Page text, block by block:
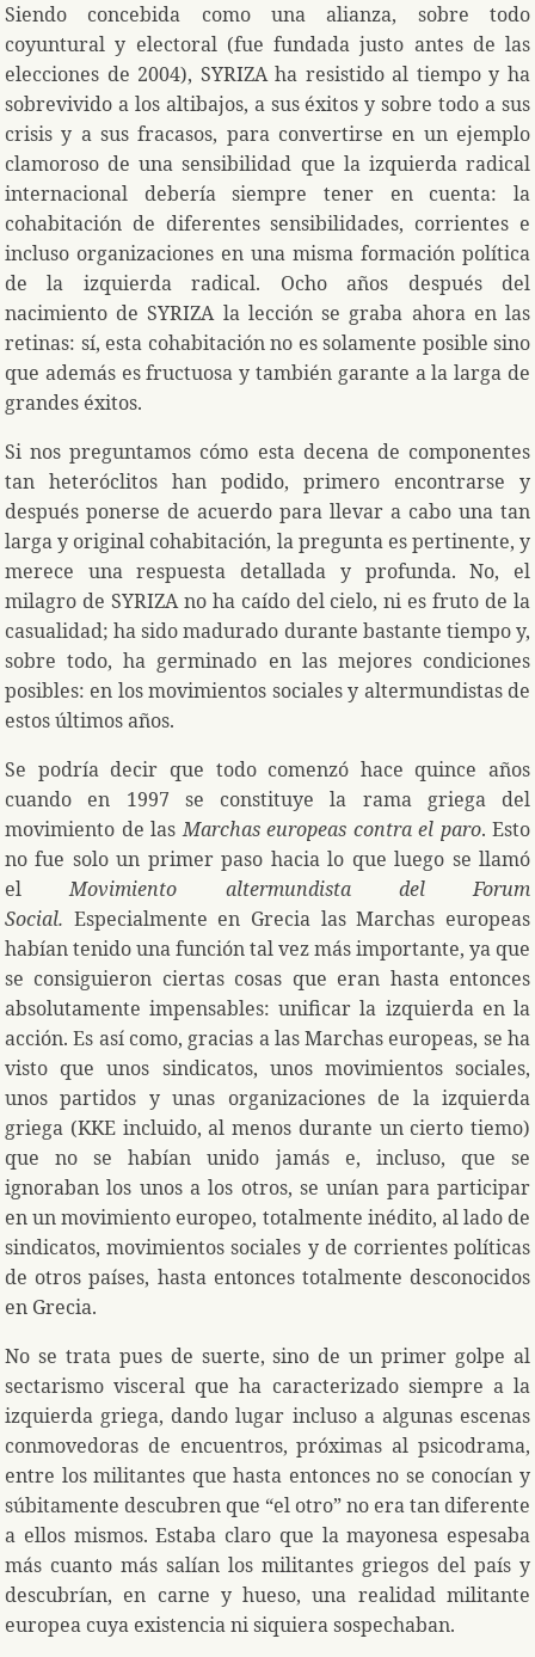
Siendo concebida como una alianza, sobre todo
coyuntural y electoral (fue fundada justo antes de las
elecciones de 2004), SYRIZA ha resistido al tiempo y ha
sobrevivido a los altibajos, a sus éxitos y sobre todo a sus
crisis y a sus fracasos, para convertirse en un ejemplo
clamoroso de una sensibilidad que la izquierda radical
internacional debería siempre tener en cuenta: la
cohabitación de diferentes sensibilidades, corrientes e
incluso organizaciones en una misma formación política
de la izquierda radical. Ocho años después del
nacimiento de SYRIZA la lección se graba ahora en las
retinas: sí, esta cohabitación no es solamente posible sino
que además es fructuosa y también garante a la larga de
grandes éxitos.
Si nos preguntamos cómo esta decena de componentes
tan heteróclitos han podido, primero encontrarse y
después ponerse de acuerdo para llevar a cabo una tan
larga y original cohabitación, la pregunta es pertinente, y
merece una respuesta detallada y profunda. No, el
milagro de SYRIZA no ha caído del cielo, ni es fruto de la
casualidad; ha sido madurado durante bastante tiempo y,
sobre todo, ha germinado en las mejores condiciones
posibles: en los movimientos sociales y altermundistas de
estos últimos años.
Se podría decir que todo comenzó hace quince años
cuando en 1997 se constituye la rama griega del
movimiento de lasMarchas europeas contra el paro. Esto
no fue solo un primer paso hacia lo que luego se llamó
elMovimiento altermundista del Forum
Social. Especialmente en Grecia las Marchas europeas
habían tenido una función tal vez más importante, ya que
se consiguieron ciertas cosas que eran hasta entonces
absolutamente impensables: unificar la izquierda en la
acción. Es así como, gracias a las Marchas europeas, se ha
visto que unos sindicatos, unos movimientos sociales,
unos partidos y unas organizaciones de la izquierda
griega (KKE incluido, al menos durante un cierto tiemo)
que no se habían unido jamás e, incluso, que se
ignoraban los unos a los otros, se unían para participar
en un movimiento europeo, totalmente inédito, al lado de
sindicatos, movimientos sociales y de corrientes políticas
de otros países, hasta entonces totalmente desconocidos
en Grecia.
No se trata pues de suerte, sino de un primer golpe al
sectarismo visceral que ha caracterizado siempre a la
izquierda griega, dando lugar incluso a algunas escenas
conmovedoras de encuentros, próximas al psicodrama,
entre los militantes que hasta entonces no se conocían y
súbitamente descubren que “el otro” no era tan diferente
a ellos mismos. Estaba claro que la mayonesa espesaba
más cuanto más salían los militantes griegos del país y
descubrían, en carne y hueso, una realidad militante
europea cuya existencia ni siquiera sospechaban.